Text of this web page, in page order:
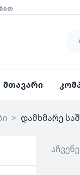
მთავარი
> დამხმარე